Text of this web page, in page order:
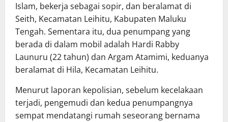
Islam, bekerja sebagai sopir, dan beralamat di
Seith, Kecamatan Leihitu, Kabupaten Maluku
Tengah. Sementara itu, dua penumpang yang
berada di dalam mobil adalah Hardi Rabby
Launuru (22 tahun) dan Argam Atamimi, keduanya
beralamat di Hila, Kecamatan Leihitu.
Menurut laporan kepolisian, sebelum kecelakaan
terjadi, pengemudi dan kedua penumpangnya
sempat mendatangi rumah seseorang bernama